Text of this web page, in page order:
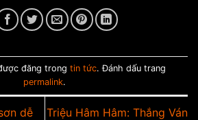
đăng trong tin tức. Đánh dấu trang
permalink.
dễ
Triệu Hâm Hâm: Thắng Ván